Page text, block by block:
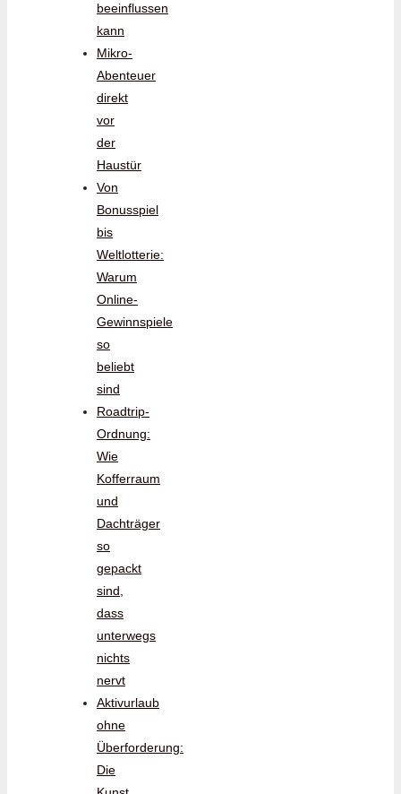
beeinflussen
kann
Mikro-
Abenteuer
direkt
vor
der
Haustür
Von
Bonusspiel
bis
Weltlotterie:
Warum
Online-
Gewinnspiele
so
beliebt
sind
Roadtrip-
Ordnung:
Wie
Kofferraum
und
Dachträger
so
gepackt
sind,
dass
unterwegs
nichts
nervt
Aktivurlaub
ohne
Überforderung:
Die